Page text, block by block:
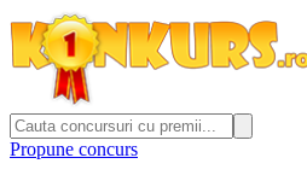
Propune concurs